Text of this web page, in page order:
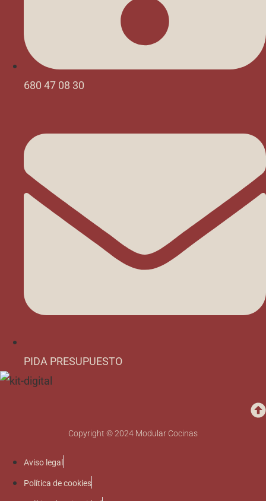
680 47 08 30
PIDA PRESUPUESTO
Copyright © 2024 Modular Cocinas
Aviso legal
Política de cookies